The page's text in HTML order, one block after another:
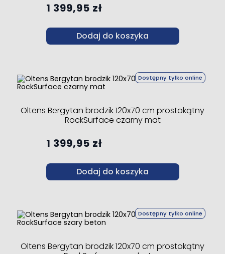
1 399,95 zł
Dodaj do koszyka
Dostępny tylko online
Oltens Bergytan brodzik 120x70 cm prostokątny
RockSurface czarny mat
1 399,95 zł
Dodaj do koszyka
Dostępny tylko online
Oltens Bergytan brodzik 120x70 cm prostokątny